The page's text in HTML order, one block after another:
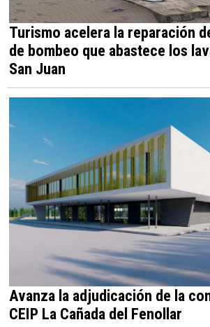
Turismo acelera la reparación
de bombeo que abastece los
San Juan
Avanza la adjudicación de la
CEIP La Cañada del Fenollar